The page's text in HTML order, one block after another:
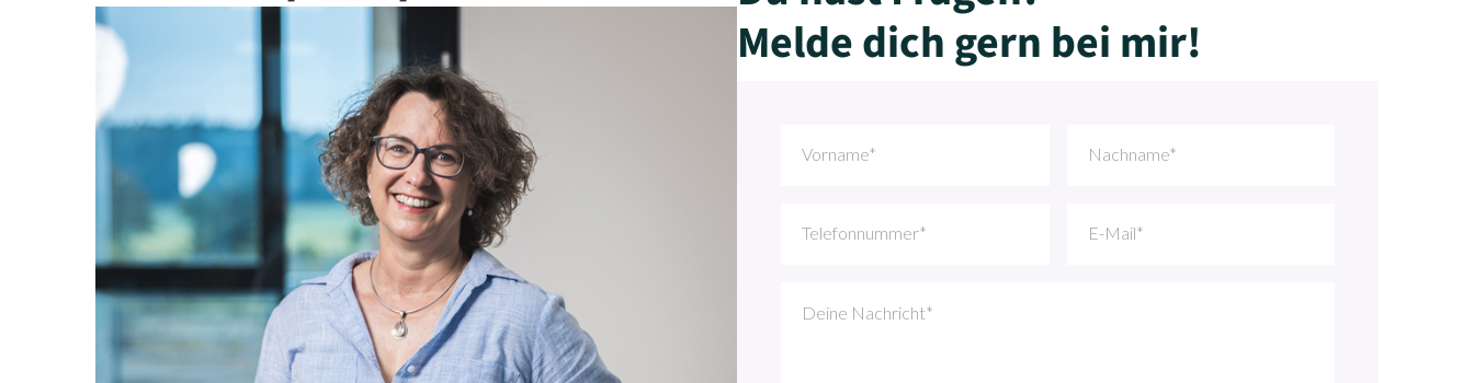
Melde dich gern bei mir!